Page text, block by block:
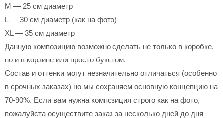
M — 25 см диаметр
L — 30 см диаметр (как на фото)
XL — 35 см диаметр
Данную композицию возможно сделать не только в коробке,
но и в корзине или просто букетом.
Состав и оттенки могут незначительно отличаться (особенно
в срочных заказах) но мы сохраняем основную концепцию на
70-90%. Если вам нужна композиция строго как на фото,
пожалуйста осуществите заказ за несколько дней до дня